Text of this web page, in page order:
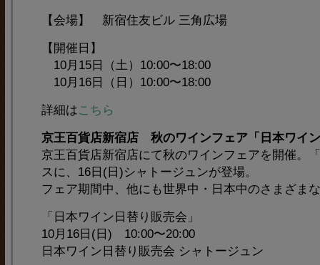
【会場】 新宿住友ビル 三角広場
【開催日】
10月15日（土）10:00〜18:00
10月16日（日）10:00〜18:00
詳細はこちら
京王百貨店新宿店 秋のワインフェア「日本ワイ
京王百貨店新宿店にて秋のワインフェアを開催。
スに、16日(日)シャトージュンが登場。
フェア期間中、他にも世界中・日本中のさまざま
「日本ワイン日替り販売会」
10月16日(日) 10:00〜20:00
日本ワイン日替り販売会 シャトージュン